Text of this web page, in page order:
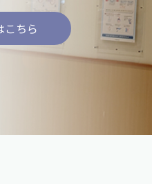
こちら